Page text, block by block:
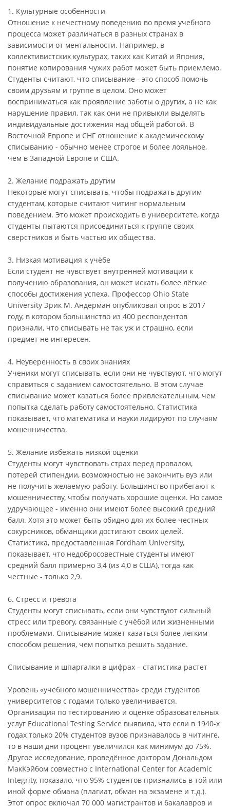
1. Культурные особенности
Отношение к нечестному поведению во время учебного
процесса может различаться в разных странах в
зависимости от ментальности. Например, в
коллективистских культурах, таких как Китай и Япония,
понятие копирования чужих работ может быть приемлемо.
Студенты считают, что списывание - это способ помочь
своим друзьям и группе в целом. Оно может
восприниматься как проявление заботы о других, а не как
нарушение правил, так как они не привыкли выделять
индивидуальные достижения над общей работой. В
Восточной Европе и СНГ отношение к академическому
списыванию - обычно менее строгое и более лояльное,
чем в Западной Европе и США.
2. Желание подражать другим
Некоторые могут списывать, чтобы подражать другим
студентам, которые считают читинг нормальным
поведением. Это может происходить в университете, когда
студенты пытаются присоединиться к группе своих
сверстников и быть частью их общества.
3. Низкая мотивация к учёбе
Если студент не чувствует внутренней мотивации к
получению образования, он может искать более лёгкие
способы достижения успеха. Профессор Ohio State
University Эрик М. Андерман опубликовал опрос в 2017
году, в котором большинство из 400 респондентов
признали, что списывать не так уж и страшно, если
предмет не интересен.
4. Неуверенность в своих знаниях
Ученики могут списывать, если они не чувствуют, что могут
справиться с заданием самостоятельно. В этом случае
списывание может казаться более привлекательным, чем
попытка сделать работу самостоятельно. Статистика
показывает, что математика и науки лидируют по случаям
мошенничества.
5. Желание избежать низкой оценки
Студенты могут чувствовать страх перед провалом,
потерей стипендии, возможностью не закончить вуз или
не получить желаемую работу. Большинство прибегают к
мошенничеству, чтобы получать хорошие оценки. Но самое
удручающее - именно они имеют более высокий средний
балл. Хотя это может быть обидно для их более честных
сокурсников, обманщики достигают своих целей.
Статистика, предоставленная Fordham University,
показывает, что недобросовестные студенты имеют
средний балл примерно 3,4 (из 4,0 в США), тогда как
честные - только 2,9.
6. Стресс и тревога
Студенты могут списывать, если они чувствуют сильный
стресс или тревогу, связанные с учёбой или жизненными
проблемами. Списывание может казаться более лёгким
способом решения, чем попытка решить задание.
Списывание и шпаргалки в цифрах – статистика растет
Уровень «учебного мошенничества» среди студентов
университетов с годами только увеличивается.
Организация по тестированию и оценке образовательных
услуг Educational Testing Service выявила, что если в 1940-х
годах только 20% студентов вузов признавалось в читинге,
то в наши дни процент увеличился как минимум до 75%.
Другое исследование, проведённое доктором Дональдом
МакКэйбом совместно с International Center for Academic
Integrity, показало, что 95% студентов признались в той или
иной форме обмана (плагиат, обман на экзамене и т.д.).
Этот опрос включал 70 000 магистрантов и бакалавров и